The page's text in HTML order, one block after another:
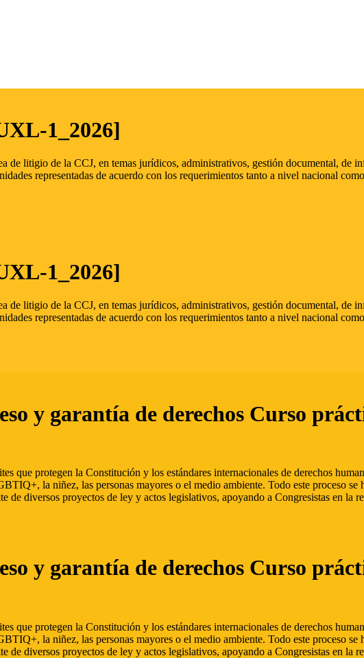
1_2026]
de litigio de la CCJ, en temas jurídicos, administrativos, gestión documental, de
representadas de acuerdo con los requerimientos tanto a nivel nacional
1_2026]
de litigio de la CCJ, en temas jurídicos, administrativos, gestión documental, de
representadas de acuerdo con los requerimientos tanto a nivel nacional
y garantía de derechos Curso
que protegen la Constitución y los estándares internacionales de derechos
la niñez, las personas mayores o el medio ambiente. Todo este proceso se
de diversos proyectos de ley y actos legislativos, apoyando a Congresistas en la
y garantía de derechos Curso
que protegen la Constitución y los estándares internacionales de derechos
la niñez, las personas mayores o el medio ambiente. Todo este proceso se
de diversos proyectos de ley y actos legislativos, apoyando a Congresistas en la